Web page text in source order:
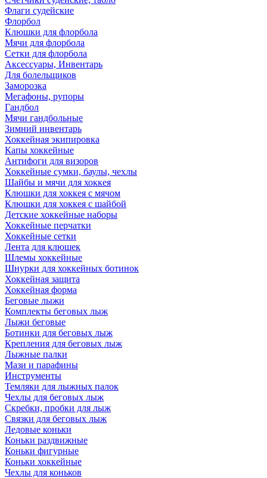
Флаги судейские
Флорбол
Клюшки для флорбола
Мячи для флорбола
Сетки для флорбола
Аксессуары, Инвентарь
Для болельщиков
Заморозка
Мегафоны, рупоры
Гандбол
Мячи гандбольные
Зимний инвентарь
Хоккейная экипировка
Капы хоккейные
Антифоги для визоров
Хоккейные сумки, баулы, чехлы
Шайбы и мячи для хоккея
Клюшки для хоккея с мячом
Клюшки для хоккея с шайбой
Детские хоккейные наборы
Хоккейные перчатки
Хоккейные сетки
Лента для клюшек
Шлемы хоккейные
Шнурки для хоккейных ботинок
Хоккейная защита
Хоккейная форма
Беговые лыжи
Комплекты беговых лыж
Лыжи беговые
Ботинки для беговых лыж
Крепления для беговых лыж
Лыжные палки
Мази и парафины
Инструменты
Темляки для лыжных палок
Чехлы для беговых лыж
Скребки, пробки для лыж
Связки для беговых лыж
Ледовые коньки
Коньки раздвижные
Коньки фигурные
Коньки хоккейные
Чехлы для коньков